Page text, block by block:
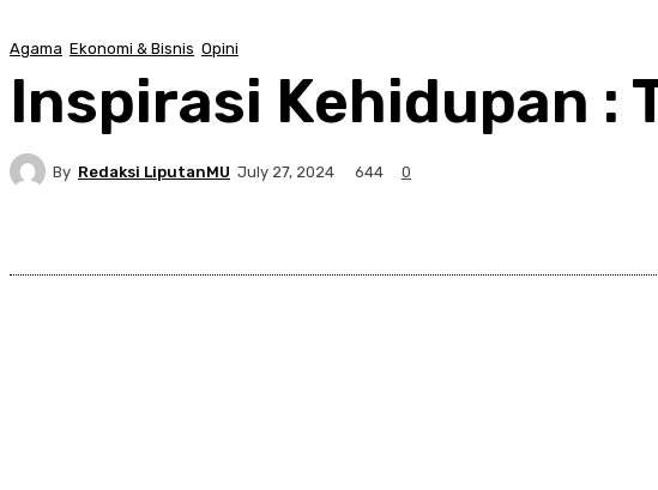
Agama Ekonomi & Bisnis Opini
Inspirasi Kehidupan :
By Redaksi LiputanMU July 27, 2024 644 0